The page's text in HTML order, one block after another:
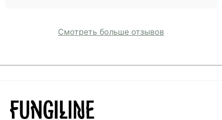
Смотреть больше отзывов